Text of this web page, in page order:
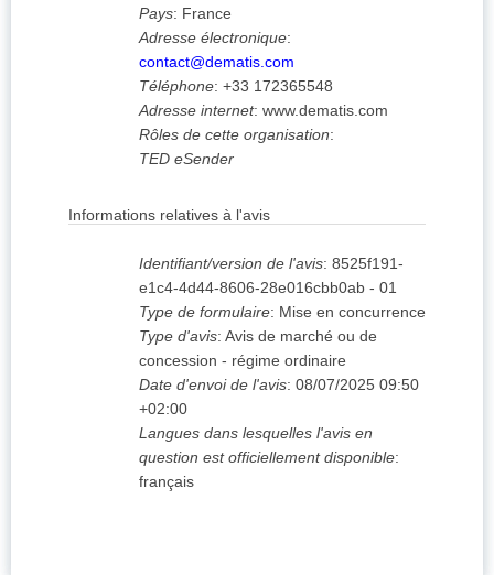
Pays: France
Adresse électronique:
contact@dematis.com
Téléphone: +33 172365548
Adresse internet: www.dematis.com
Rôles de cette organisation:
TED eSender
Informations relatives à l'avis
Identifiant/version de l'avis: 8525f191-
e1c4-4d44-8606-28e016cbb0ab - 01
Type de formulaire: Mise en concurrence
Type d'avis: Avis de marché ou de
concession - régime ordinaire
Date d'envoi de l'avis: 08/07/2025 09:50
+02:00
Langues dans lesquelles l'avis en
question est officiellement disponible:
français